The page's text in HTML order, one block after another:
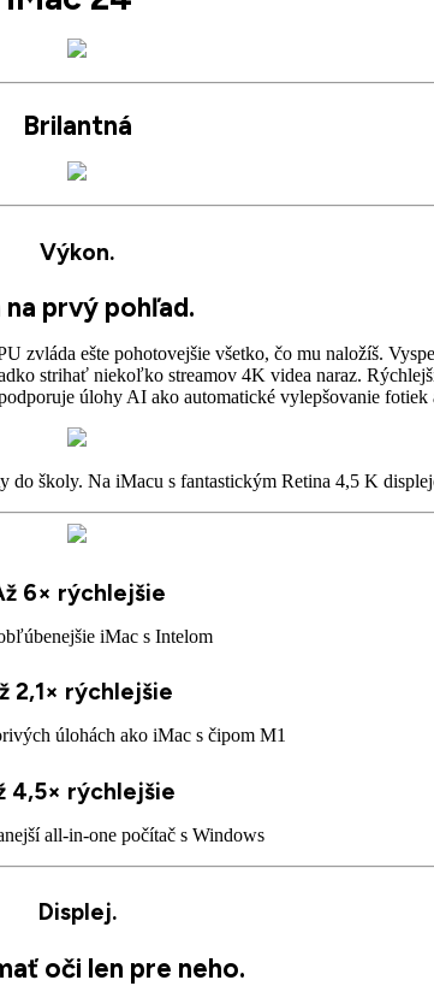
Brilantná
Výkon.
na prvý pohľad.
zvláda ešte pohotovejšie všetko, čo mu naložíš.
strihať niekoľko streamov 4K videa naraz.
úlohy AI ako automatické vylepšovanie
do školy. Na iMacu s fantastickým Retina 4,5 K
6× rýchlejšie
iMac s Intelom
2,1× rýchlejšie
úlohách ako iMac s čipom M1
4,5× rýchlejšie
all‑in‑one počítač s Windows
Displej.
oči len pre neho.